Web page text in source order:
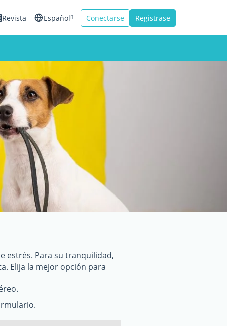
Revista Español
Italiano
Conectarse Registrase
estrés. Para su tranquilidad,
Elija la mejor opción para